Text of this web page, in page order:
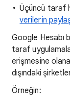
Üçüncü taraf
verilerin
Google Hesabı
taraf
erişmesine
dışındaki
Örneğin: